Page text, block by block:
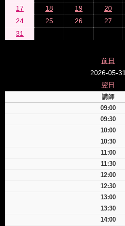
17
18 19 20
24
25 26 27
31
前日
2026-05-31
翌日
講師
09:00
09:30
10:00
10:30
11:00
11:30
12:00
12:30
13:00
13:30
14:00